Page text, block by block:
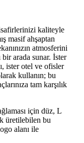
kaliteyle
masif ahşaptan
atmosferini
bir arada sunar. İster
ister otel ve ofisler
kullanın; bu
tam karşılık
için düz, L
üretilebilen bu
alanı ile